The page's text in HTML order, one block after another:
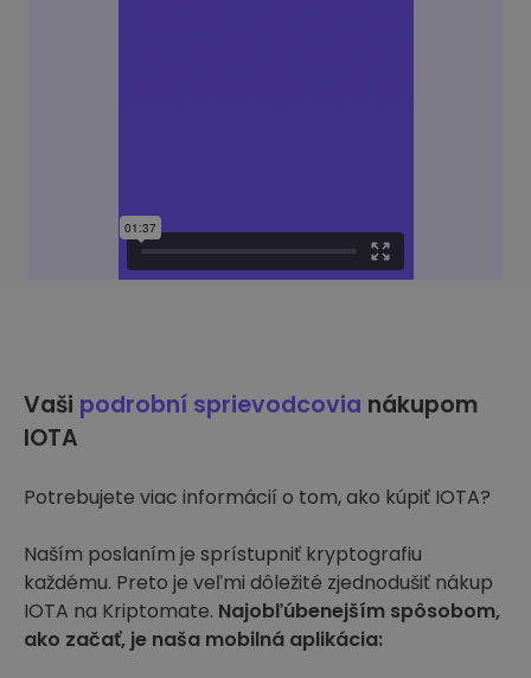
Vaši podrobní sprievodcovia nákupom
IOTA
Potrebujete viac informácií o tom, ako kúpiť IOTA?
Naším poslaním je sprístupniť kryptografiu
každému. Preto je veľmi dôležité zjednodušiť nákup
IOTA na Kriptomate. Najobľúbenejším spôsobom,
ako začať, je naša mobilná aplikácia: